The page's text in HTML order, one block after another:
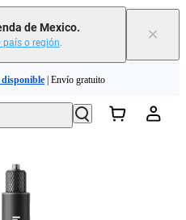
de Mexico.
país o región. ×
disponible| Envío gratuito
disponible | Envío gratuito